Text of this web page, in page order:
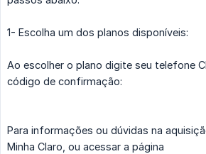
1- Escolha um dos planos disponíveis:
Ao escolher o plano digite seu telefone
código de confirmação:
Para informações ou dúvidas na
Minha Claro, ou acessar a página